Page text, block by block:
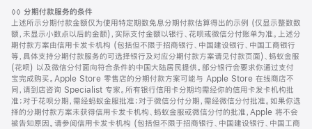
脚
注
◊◊ 分期付款服务的条件
上述所示分期付款金额仅为使用特定期数免息分期付款估算得出的示例 (仅显示整数数
额，未显示小数点以后的金额)，实际支付金额以银行、花呗或微信分付账单为准。上述分
期付款方案由信用卡发卡机构 (包括但不限于招商银行、中国建设银行、中国工商银行
等，具体支持分期付款服务的可选择银行及对应分期付款方案请见付款页面)、蚂蚁金服
(花呗) 以及微信分付面向符合条件的中国大陆居民提供。部分银行会要求你通过支付
宝完成购买。Apple Store 零售店的分期付款方案可能与 Apple Store 在线商店不
同，请到店咨询 Specialist 专家。所有银行信用卡分期均需经你的信用卡发卡机构批
准；对于花呗分期，需经蚂蚁金服批准；对于微信分付分期，需经微信分付批准。如果你选
择的分期付款方案未获得信用卡发卡机构、蚂蚁金服或微信分付的批准，Apple 将不会
被告知原因。请参阅信用卡发卡机构 (包括但不限于招商银行、中国建设银行、中国工商